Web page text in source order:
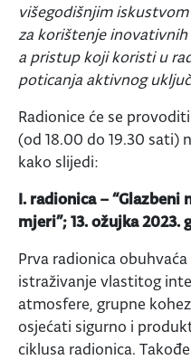
višegodišnjim
za korištenje
a pristup koji koristi u
poticanja aktivnog
Radionice će se
(od 18.00 do 19.30 sati)
kako slijedi:
I. radionica –
mjeri”; 13. ožujka 2023.
Prva radionica
istraživanje vlastitog
atmosfere, grupne
osjećati sigurno i
ciklusa radionica.